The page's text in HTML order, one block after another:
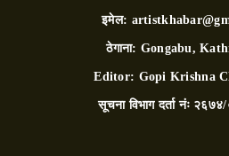
इमेल:
ठेगाना: Gongabu,
Editor: Gopi Krishna
सूचना विभाग दर्ता नंः